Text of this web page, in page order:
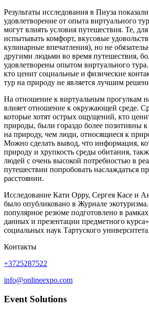
Результаты исследования в Пиуза
удовлетворение от опыта виртуального
могут влиять условия путешествия. Те,
испытывать комфорт, вкусовые
кулинарные впечатления), но не
другими людьми во время путешествия,
удовлетворены опытом виртуального
кто ценит социальные и физические
тур на природу не является лучшим
На отношение к виртуальным прогулкам
влияет отношение к окружающей среде.
которые хотят острых ощущений, кто
природы, были гораздо более позитивны
на природу, чем люди, относящиеся к
Можно сделать вывод, что информация,
природу и хрупкость среды обитания,
людей с очень высокой потребностью в
путешествии попробовать наслаждаться
расстоянии.
Исследование Кати Орру, Сергея Касе и
было опубликовано в Журнале
популярное резюме подготовлено в
данных и презентации предметного
социальных наук Тартуского университета.
Контакты
+3725287522
info@onlineexpo.com
Event Solutions